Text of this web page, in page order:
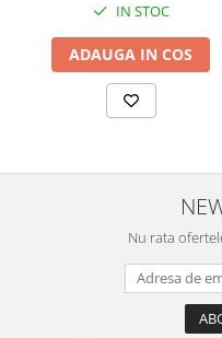
IN STOC
ADAUGA IN COS
Nu rata